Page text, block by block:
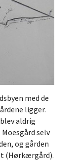
med de
ligger.
aldrig
selv
og gården
(Hørkærgård).